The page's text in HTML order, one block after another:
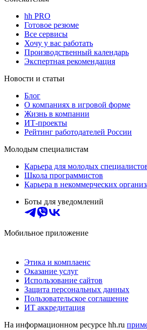
hh PRO
Готовое резюме
Все сервисы
Хочу у вас работать
Производственный календарь
Экспертная рекомендация
Новости и статьи
Блог
О компаниях в игровой форме
Жизнь в компании
ИТ-проекты
Рейтинг работодателей России
Молодым специалистам
Карьера для молодых
Школа программистов
Карьера в некоммерческих
Боты для уведомлений
Мобильное приложение
Этика и комплаенс
Оказание услуг
Использование сайтов
Защита персональных данных
Пользовательское соглашение
ИТ аккредитация
На информационном ресурсе hh.ru